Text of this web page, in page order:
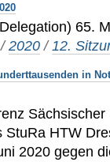
65.
/2020 / 12.
in
HTW
2020 gegen